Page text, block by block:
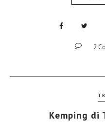
2
Kemping di